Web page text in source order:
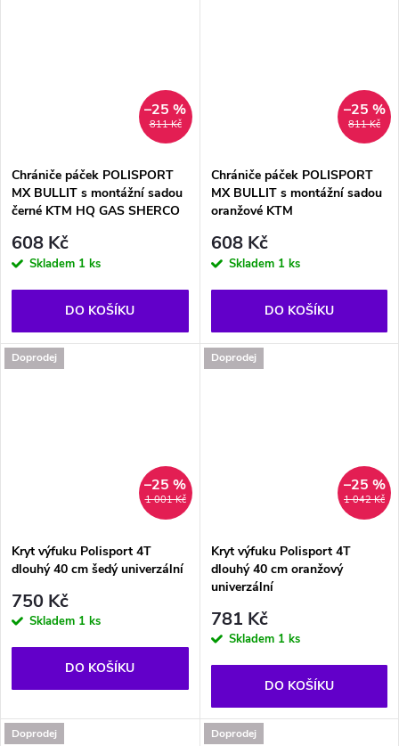
811 Kč
–25 %
Chrániče páček POLISPORT
MX BULLIT s montážní sadou
černé KTM HQ GAS SHERCO
608 Kč
Skladem 1 ks
DO KOŠÍKU
811 Kč
–25 %
Chrániče páček POLISPORT
MX BULLIT s montážní sadou
oranžové KTM
608 Kč
Skladem 1 ks
DO KOŠÍKU
Doprodej
1 001 Kč
–25 %
Kryt výfuku Polisport 4T
dlouhý 40 cm šedý univerzální
750 Kč
Skladem 1 ks
DO KOŠÍKU
Doprodej
1 042 Kč
–25 %
Kryt výfuku Polisport 4T
dlouhý 40 cm oranžový
univerzální
781 Kč
Skladem 1 ks
DO KOŠÍKU
Doprodej Doprodej